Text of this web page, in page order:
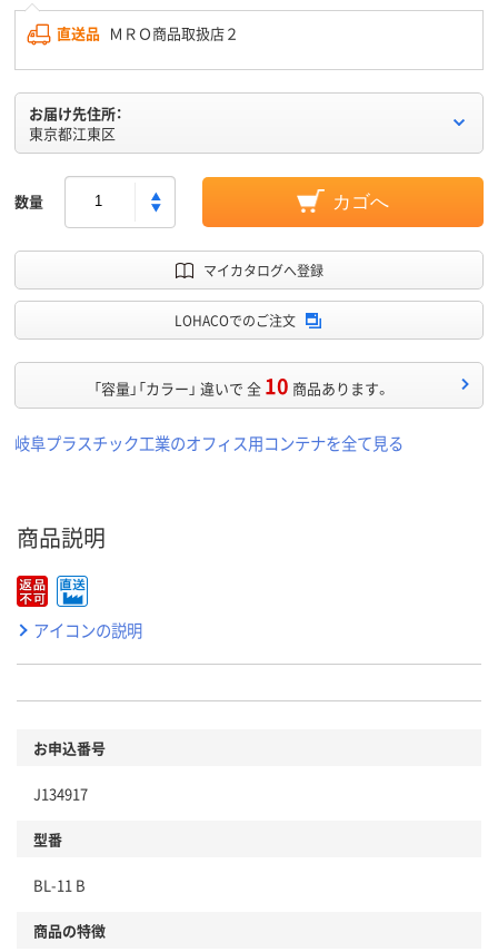
直送品 ＭＲＯ商品取扱店２
お届け先住所：
東京都江東区
数量 カゴへ
マイカタログへ登録
LOHACOでのご注文
「容量」「カラー」 違いで 全 10 商品あります。
岐阜プラスチック工業のオフィス用コンテナを全て見る
商品説明
アイコンの説明
お申込番号
J134917
型番
BL-11 B
商品の特徴